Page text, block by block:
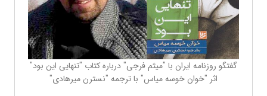
گفتگو روزنامه ایران با "میثم فرجی" درباره کتاب "تنهایی این بود"
اثر "خوان خوسه میاس" با ترجمه "نسترن میرهادی"